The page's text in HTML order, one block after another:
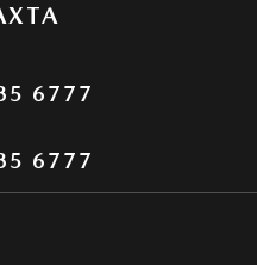
6777
6777